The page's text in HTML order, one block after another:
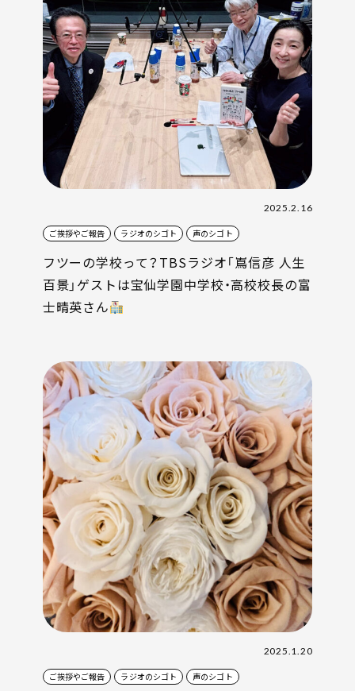
ご挨拶やご報告 ラジオのシゴト 声のシゴト
2025.2.16
フツーの学校って？TBSラジオ「嶌信彦 人生
百景」ゲストは宝仙学園中学校・高校校長の富
士晴英さん
ご挨拶やご報告 ラジオのシゴト 声のシゴト
2025.1.20